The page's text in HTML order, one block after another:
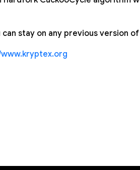
stay on any previous version